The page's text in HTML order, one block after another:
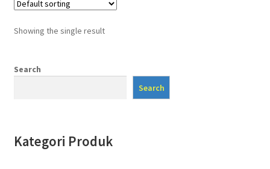
Showing the single result
Search
Search
Kategori Produk